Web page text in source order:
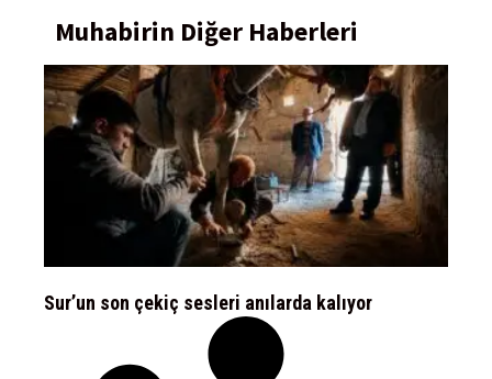
Muhabirin Diğer Haberleri
Sur’un son çekiç sesleri anılarda kalıyor